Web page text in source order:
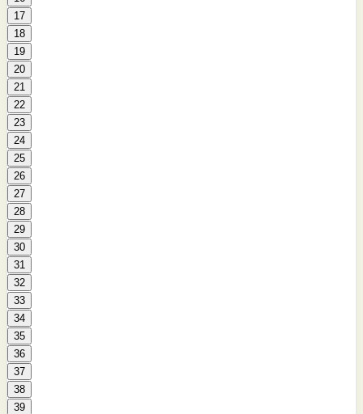
17
18
19
20
21
22
23
24
25
26
27
28
29
30
31
32
33
34
35
36
37
38
39